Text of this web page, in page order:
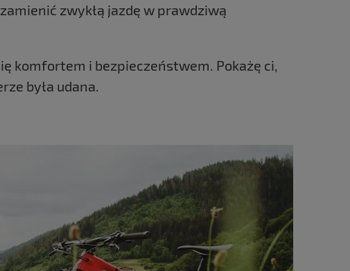
zwykłą jazdę w prawdziwą
komfortem i bezpieczeństwem. Pokażę ci,
była udana.